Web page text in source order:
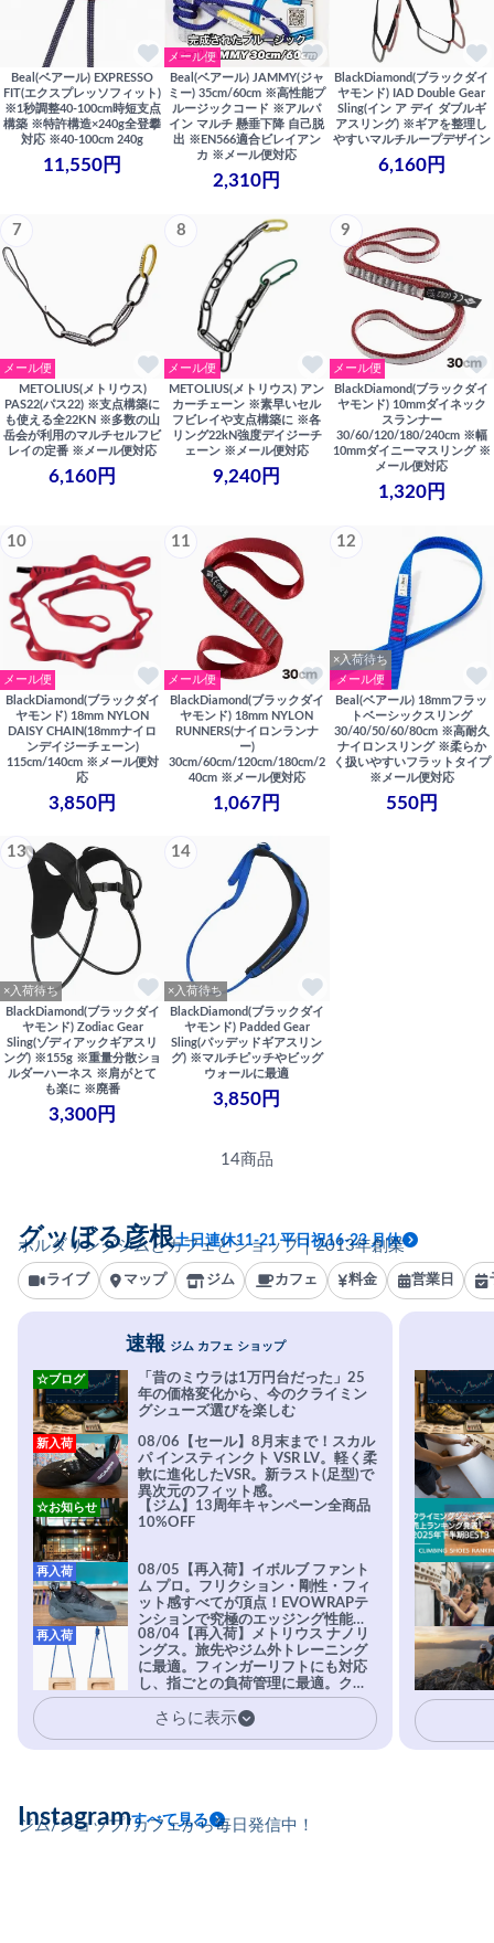
Beal(ベアール) EXPRESSO
FIT(エクスプレッソフィット)
※1秒調整40-100cm時短支点
構築 ※特許構造×240g全登攀
対応 ※40-100cm 240g
11,550円
メール便
Beal(ベアール) JAMMY(ジャ
ミー) 35cm/60cm ※高性能プ
ルージックコード ※アルパ
イン マルチ 懸垂下降 自己脱
出 ※EN566適合ビレイアン
カ ※メール便対応
2,310円
BlackDiamond(ブラックダイ
ヤモンド) IAD Double Gear
Sling(イン ア デイ ダブルギ
アスリング) ※ギアを整理し
やすいマルチループデザイン
6,160円
7
メール便
METOLIUS(メトリウス)
PAS22(パス22) ※支点構築に
も使える全22KN ※多数の山
岳会が利用のマルチセルフビ
レイの定番 ※メール便対応
6,160円
8
メール便
METOLIUS(メトリウス) アン
カーチェーン ※素早いセル
フビレイや支点構築に ※各
リング22kN強度デイジーチ
ェーン ※メール便対応
9,240円
9
メール便
BlackDiamond(ブラックダイ
ヤモンド) 10mmダイネック
スランナー
30/60/120/180/240cm ※幅
10mmダイニーマスリング ※
メール便対応
1,320円
10
メール便
BlackDiamond(ブラックダイ
ヤモンド) 18mm NYLON
DAISY CHAIN(18mmナイロ
ンデイジーチェーン)
115cm/140cm ※メール便対
応
3,850円
11
メール便
BlackDiamond(ブラックダイ
ヤモンド) 18mm NYLON
RUNNERS(ナイロンランナ
ー)
30cm/60cm/120cm/180cm/2
40cm ※メール便対応
1,067円
12
×入荷待ち
メール便
Beal(ベアール) 18mmフラッ
トベーシックスリング
30/40/50/60/80cm ※高耐久
ナイロンスリング ※柔らか
く扱いやすいフラットタイプ
※メール便対応
550円
13
×入荷待ち
BlackDiamond(ブラックダイ
ヤモンド) Zodiac Gear
Sling(ゾディアックギアスリ
ング) ※155g ※重量分散ショ
ルダーハーネス ※肩がとて
も楽に ※廃番
3,300円
14
×入荷待ち
BlackDiamond(ブラックダイ
ヤモンド) Padded Gear
Sling(パッデッドギアスリン
グ) ※マルチピッチやビッグ
ウォールに最適
3,850円
14商品
ボルダリングジムとカフェとショップ｜2013年創業
グッぼる彦根土日連休11-21 平日祝16-23 月休
ライブ マップ ジム カフェ 料金 営業日
速報 ジム カフェ ショップ
「昔のミウラは1万円台だった」25
年の価格変化から、今のクライミン
グシューズ選びを楽しむ
☆ブログ
08/06【セール】8月末まで！スカル
パ インスティンクト VSR LV。軽く柔
軟に進化したVSR。新ラスト(足型)で
異次元のフィット感。
新入荷
【ジム】13周年キャンペーン全商品
10%OFF
☆お知らせ
08/05【再入荷】イボルブ ファント
ム プロ。フリクション・剛性・フィ
ット感すべてが頂点！EVOWRAPテ
ンションで究極のエッジング性能を
実現。進化系ラバーEvo-74はTRAX
を凌駕する粘着力で極小ホールドに
安心感。
再入荷
08/04【再入荷】メトリウス ナノリ
ングス。旅先やジム外トレーニング
に最適。フィンガーリフトにも対応
し、指ごとの負荷管理に最適。クラ
イマーの指を本気で鍛えるギア。
再入荷
さらに表示
ジム/ショップ/カフェから毎日発信中！
Instagramすべて見る